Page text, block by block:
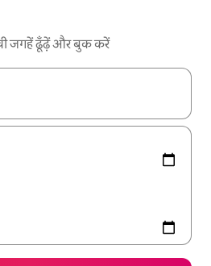
जगहें ढूँढ़ें और बुक करें
और डाउन 'ऐरो की' का इस्तेमाल करके नेविगेट